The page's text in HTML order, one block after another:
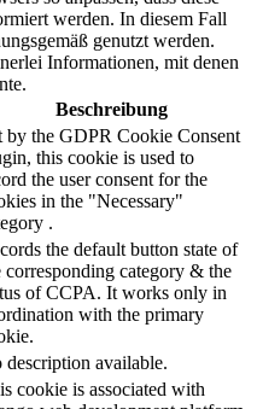
werden. In diesem Fall
genutzt werden.
Informationen, mit denen
Beschreibung
by the GDPR Cookie Consent
this cookie is used to
the user consent for the
in the "Necessary"
.
the default button state of
corresponding category & the
of CCPA. It works only in
with the primary
description available.
cookie is associated with